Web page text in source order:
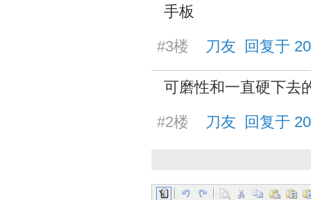
手板
#3楼 刀友 回复于
可磨性和一直硬下去
#2楼 刀友 回复于